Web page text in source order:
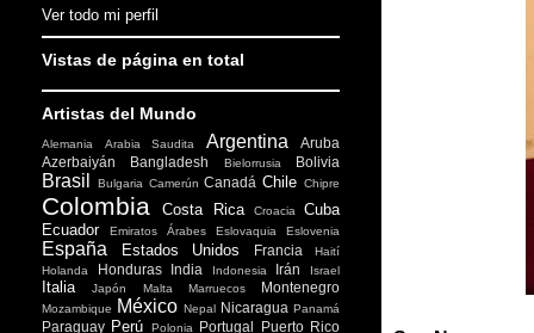
Ver todo mi perfil
Vistas de página en total
Artistas del Mundo
Alemania Arabia Saudita Argentina
Aruba
Azerbaiyán
Bangladesh Bielorrusia Bolivia
Brasil Bulgaria Camerún Canadá Chile Chipre
Colombia Costa Rica Croacia
Cuba
Ecuador
Emiratos Árabes Eslovaquia Eslovenia
España Estados Unidos Francia
Haití
Holanda
Honduras India Indonesia Irán Israel
Italia Japón Malta Marruecos Montenegro
Mozambique México Nepal Nicaragua Panamá
Paraguay Perú Polonia Portugal Puerto Rico